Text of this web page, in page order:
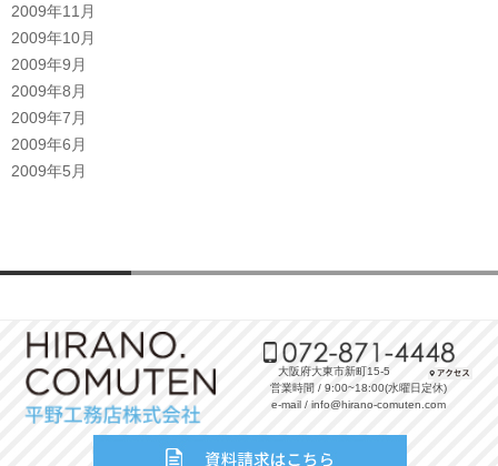
2009年11月
2009年10月
2009年9月
2009年8月
2009年7月
2009年6月
2009年5月
大阪府大東市新町15-5
営業時間 / 9:00~18:00(水曜日定休)
e-mail / info@hirano-comuten.com